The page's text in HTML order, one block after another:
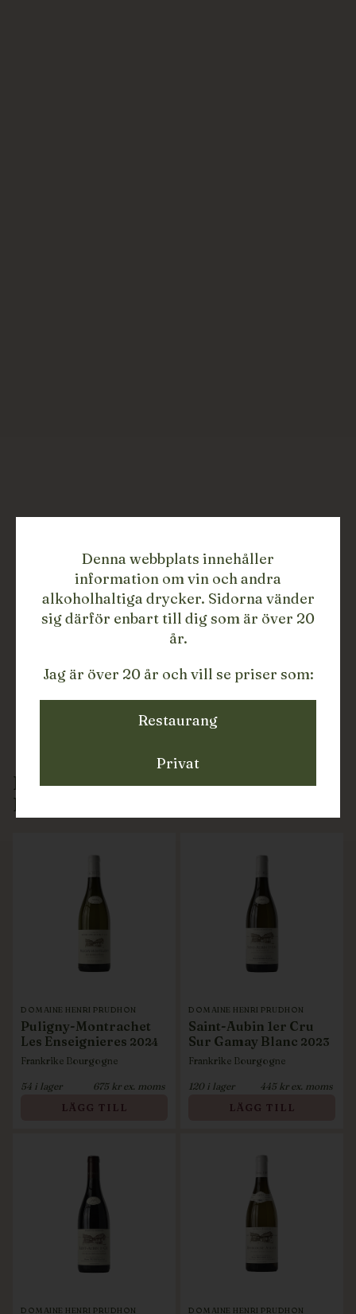
DRYCKER FRÅN
DOMAINE HENRI PRUDHON
DOMAINE HENRI PRUDHON
Puligny-Montrachet
Les Enseignieres 2024
Frankrike Bourgogne
54 i lager 675 kr ex. moms
LÄGG TILL
DOMAINE HENRI PRUDHON
Saint-Aubin 1er Cru
Sur Gamay Blanc 2023
Frankrike Bourgogne
120 i lager 445 kr ex. moms
LÄGG TILL
DOMAINE HENRI PRUDHON DOMAINE HENRI PRUDHON
Denna webbplats innehåller
information om vin och andra
alkoholhaltiga drycker. Sidorna vänder
sig därför enbart till dig som är över 20
år.
Jag är över 20 år och vill se priser som:
Restaurang
Privat